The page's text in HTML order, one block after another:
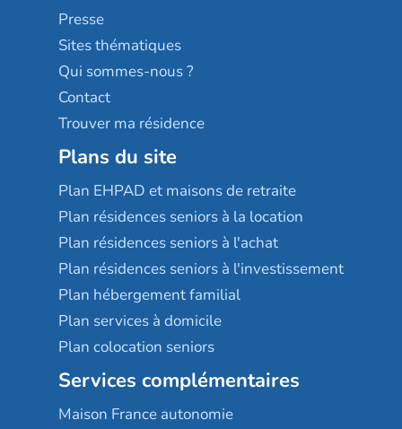
Sérénys
Résidences services Villa Médicis
Presse
Sites thématiques
Qui sommes-nous ?
Contact
Trouver ma résidence
Plans du site
Plan EHPAD et maisons de retraite
Plan résidences seniors à la location
Plan résidences seniors à l'achat
Plan résidences seniors à l'investissement
Plan hébergement familial
Plan services à domicile
Plan colocation seniors
Services complémentaires
Maison France autonomie